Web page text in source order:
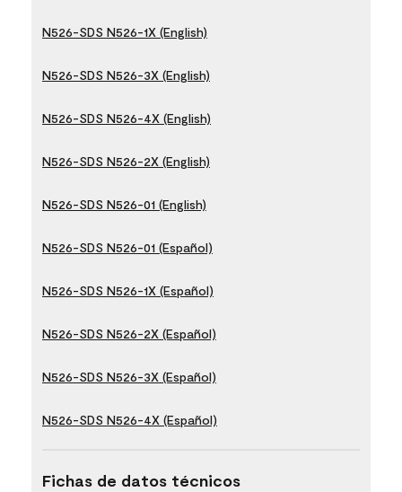
N526-SDS N526-1X (English)
N526-SDS N526-3X (English)
N526-SDS N526-4X (English)
N526-SDS N526-2X (English)
N526-SDS N526-01 (English)
N526-SDS N526-01 (Español)
N526-SDS N526-1X (Español)
N526-SDS N526-2X (Español)
N526-SDS N526-3X (Español)
N526-SDS N526-4X (Español)
Fichas de datos técnicos